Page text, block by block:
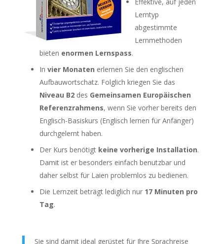
Lerntyp
abgestimmte
Lernmethoden
bieten enormen Lernspass.
In vier Monaten erlernen Sie den englischen
Aufbauwortschatz. Folglich kriegen Sie das
Niveau B2des Gemeinsamen Europäischen
Referenzrahmens, wenn Sie vorher bereits den
Englisch-Basiskurs (Englisch lernen für Anfänger)
durchgelernt haben.
Der Kurs benötigt keine vorherige Installation.
Damit ist er besonders einfach benutzbar und
daher selbst für Laien problemlos zu bedienen.
Die Lernzeit beträgt lediglich nur 17 Minuten pro
Tag.
Sie sind damit ideal gerüstet für Ihre Sprachreise